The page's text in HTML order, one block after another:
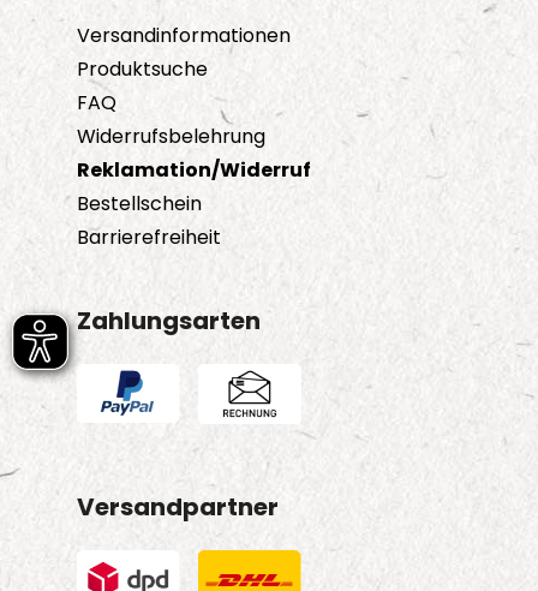
Versandinformationen
Produktsuche
FAQ
Widerrufsbelehrung
Reklamation/Widerruf
Bestellschein
Barrierefreiheit
Zahlungsarten
Versandpartner